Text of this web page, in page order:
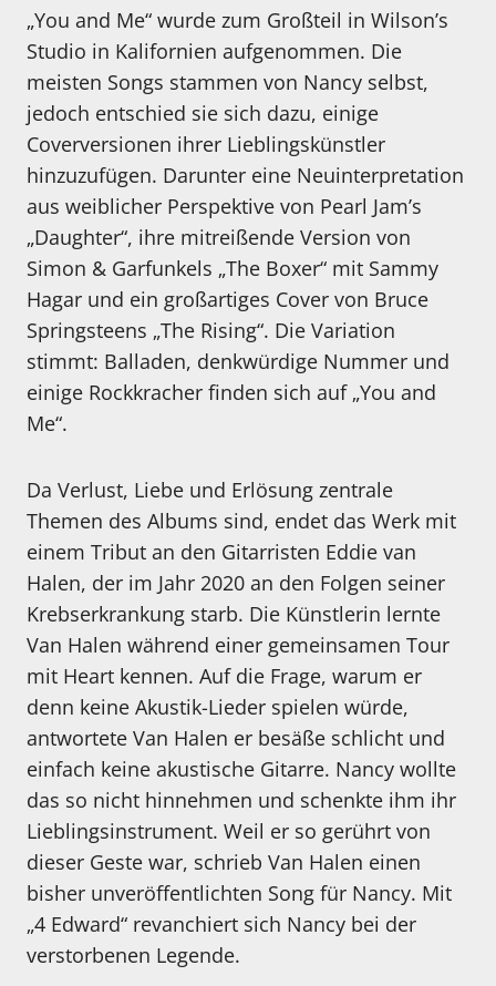
„You and Me“ wurde zum Großteil in Wilson’s
Studio in Kalifornien aufgenommen. Die
meisten Songs stammen von Nancy selbst,
jedoch entschied sie sich dazu, einige
Coverversionen ihrer Lieblingskünstler
hinzuzufügen. Darunter eine Neuinterpretation
aus weiblicher Perspektive von Pearl Jam’s
„Daughter“, ihre mitreißende Version von
Simon & Garfunkels „The Boxer“ mit Sammy
Hagar und ein großartiges Cover von Bruce
Springsteens „The Rising“. Die Variation
stimmt: Balladen, denkwürdige Nummer und
einige Rockkracher finden sich auf „You and
Me“.
Da Verlust, Liebe und Erlösung zentrale
Themen des Albums sind, endet das Werk mit
einem Tribut an den Gitarristen Eddie van
Halen, der im Jahr 2020 an den Folgen seiner
Krebserkrankung starb. Die Künstlerin lernte
Van Halen während einer gemeinsamen Tour
mit Heart kennen. Auf die Frage, warum er
denn keine Akustik-Lieder spielen würde,
antwortete Van Halen er besäße schlicht und
einfach keine akustische Gitarre. Nancy wollte
das so nicht hinnehmen und schenkte ihm ihr
Lieblingsinstrument. Weil er so gerührt von
dieser Geste war, schrieb Van Halen einen
bisher unveröffentlichten Song für Nancy. Mit
„4 Edward“ revanchiert sich Nancy bei der
verstorbenen Legende.